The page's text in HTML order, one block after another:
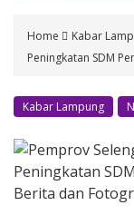
Home Kabar
Peningkatan SDM
Kabar Lampung